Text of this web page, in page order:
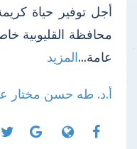
أجل توفير حياة
محافظة القليوبية
عامة...المزيد
أ.د. طه حسن مختار